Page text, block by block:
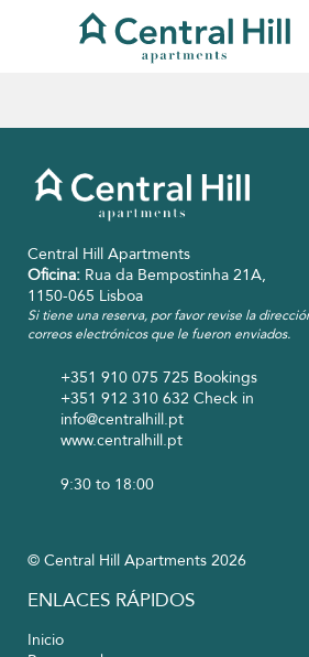
Central Hill Apartments
Oficina: Rua da Bempostinha 21A,
1150-065 Lisboa
Si tiene una reserva, por favor revise la
correos electrónicos que le fueron enviados.
+351 910 075 725 Bookings
+351 912 310 632 Check in
info@centralhill.pt
www.centralhill.pt
9:30 to 18:00
© Central Hill Apartments 2026
ENLACES RÁPIDOS
Inicio